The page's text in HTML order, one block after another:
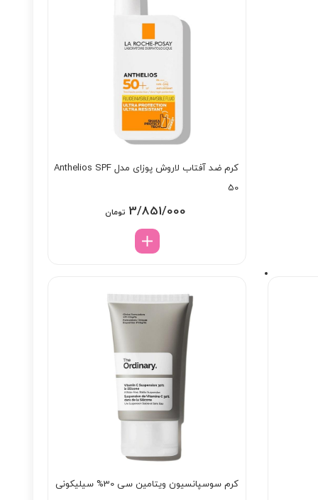
کرم ضد آفتاب لاروش پوزای مدل Anthelios SPF
50
3/851/000 تومان
کرم سوسپانسیون ویتامین سی 30% سیلیکونی